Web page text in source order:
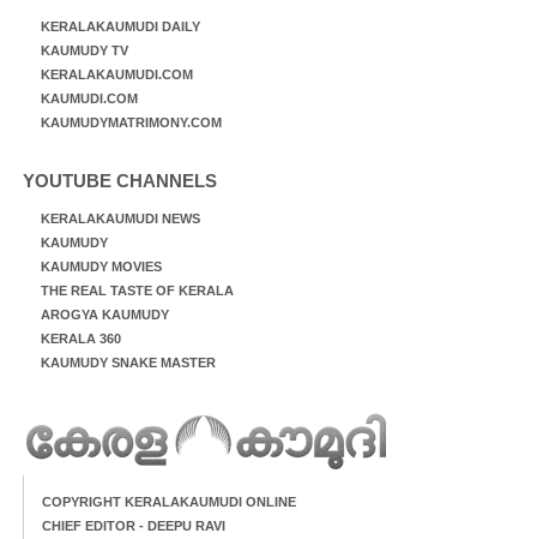
KERALAKAUMUDI DAILY
KAUMUDY TV
KERALAKAUMUDI.COM
KAUMUDI.COM
KAUMUDYMATRIMONY.COM
YOUTUBE CHANNELS
KERALAKAUMUDI NEWS
KAUMUDY
KAUMUDY MOVIES
THE REAL TASTE OF KERALA
AROGYA KAUMUDY
KERALA 360
KAUMUDY SNAKE MASTER
COPYRIGHT KERALAKAUMUDI ONLINE
CHIEF EDITOR - DEEPU RAVI